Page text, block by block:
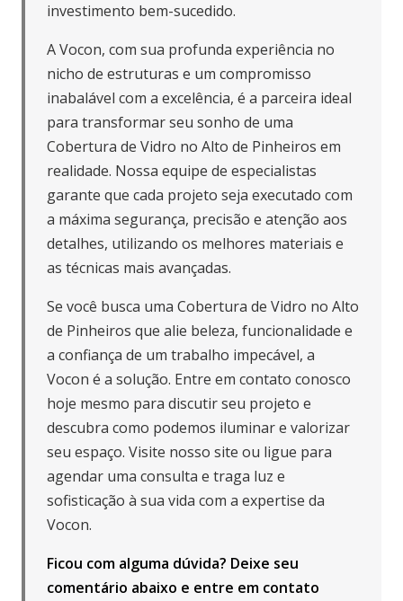
investimento bem-sucedido.
A Vocon, com sua profunda experiência no
nicho de estruturas e um compromisso
inabalável com a excelência, é a parceira ideal
para transformar seu sonho de uma
Cobertura de Vidro no Alto de Pinheiros em
realidade. Nossa equipe de especialistas
garante que cada projeto seja executado com
a máxima segurança, precisão e atenção aos
detalhes, utilizando os melhores materiais e
as técnicas mais avançadas.
Se você busca uma Cobertura de Vidro no Alto
de Pinheiros que alie beleza, funcionalidade e
a confiança de um trabalho impecável, a
Vocon é a solução. Entre em contato conosco
hoje mesmo para discutir seu projeto e
descubra como podemos iluminar e valorizar
seu espaço. Visite nosso site ou ligue para
agendar uma consulta e traga luz e
sofisticação à sua vida com a expertise da
Vocon.
Ficou com alguma dúvida? Deixe seu
comentário abaixo e entre em contato